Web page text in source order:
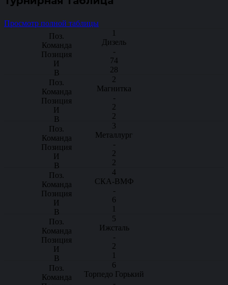
Просмотр полной таблицы
1
Дизель
-
74
28
2
Магнитка
-
2
2
3
Металлург
-
2
2
4
СКА-ВМФ
-
6
1
5
Ижсталь
-
2
1
6
Торпедо Горький